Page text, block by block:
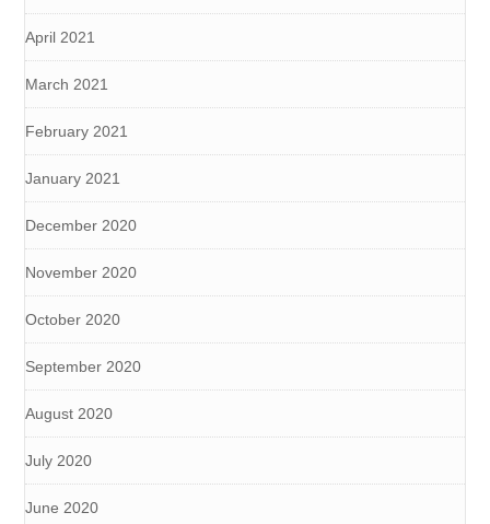
April 2021
March 2021
February 2021
January 2021
December 2020
November 2020
October 2020
September 2020
August 2020
July 2020
June 2020